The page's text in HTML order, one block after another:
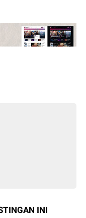
INI